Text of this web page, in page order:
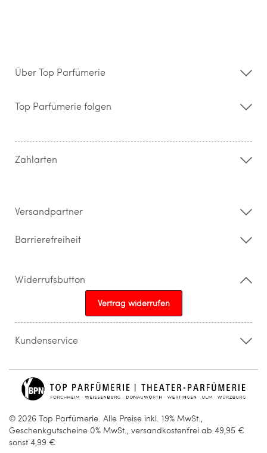
Über Top Parfümerie
Storefinder
Kontakt
Widerrufsrecht & Rückgabebedingungen
Top Parfümerie folgen
Zahlarten
Versandpartner
Barrierefreiheit
Widerrufsbutton
Vertrag widerrufen
Kundenservice
info@topparfuemerie.de
© 2026 Top Parfümerie. Alle Preise inkl. 19% MwSt.,
Geschenkgutscheine 0% MwSt., versandkostenfrei ab 49,95 €
sonst 4,99 €